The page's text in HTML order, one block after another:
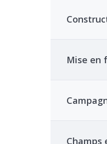
Mise en
Champs